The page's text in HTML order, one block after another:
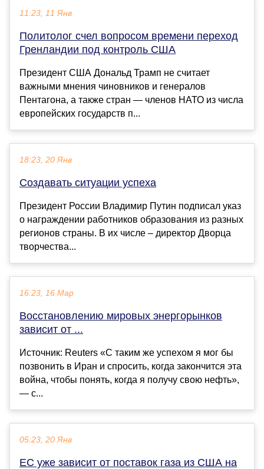
11:23, 11 Янв
Политолог счел вопросом времени переход
Гренландии под контроль США
Президент США Дональд Трамп не считает
важными мнения чиновников и генералов
Пентагона, а также стран — членов НАТО из числа
европейских государств п...
18:23, 20 Янв
Создавать ситуации успеха
Президент России Владимир Путин подписал указ
о награждении работников образования из разных
регионов страны. В их числе – директор Дворца
творчества...
16:23, 16 Мар
Восстановлению мировых энергорынков
зависит от ...
Источник: Reuters «С таким же успехом я мог бы
позвонить в Иран и спросить, когда закончится эта
война, чтобы понять, когда я получу свою нефть»,
— с...
05:23, 20 Янв
ЕС уже зависит от поставок газа из США на